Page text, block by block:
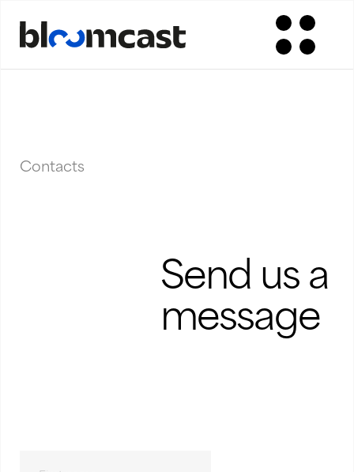
Contacts
Send us a
message